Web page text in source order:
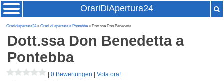
OrariDiApertura24
Oraridiapertura24»Orari di apertura a Pontebba» Dott.ssa Don Benedetta
Dott.ssa Don Benedettaa
Pontebba
|0 Bewertungen |Vota ora!